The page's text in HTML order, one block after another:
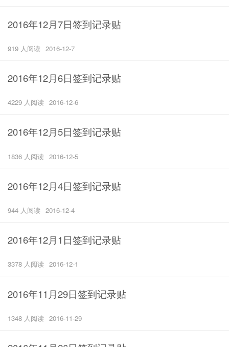
2016年12月7日签到记录贴
919 人阅读 2016-12-7
2016年12月6日签到记录贴
4229 人阅读 2016-12-6
2016年12月5日签到记录贴
1836 人阅读 2016-12-5
2016年12月4日签到记录贴
944 人阅读 2016-12-4
2016年12月1日签到记录贴
3378 人阅读 2016-12-1
2016年11月29日签到记录贴
1348 人阅读 2016-11-29